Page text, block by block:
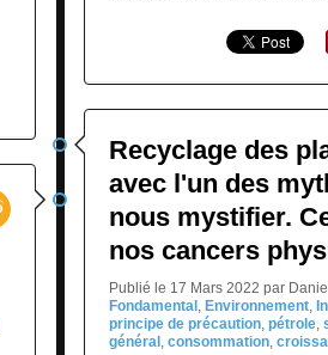
Recyclage des
avec l'un des
nous mystifier.
nos cancers
Publié le 17 Mars 2022 par
Fondamental , Environnement,
principe de précaution, pétrole,
général , consommation,